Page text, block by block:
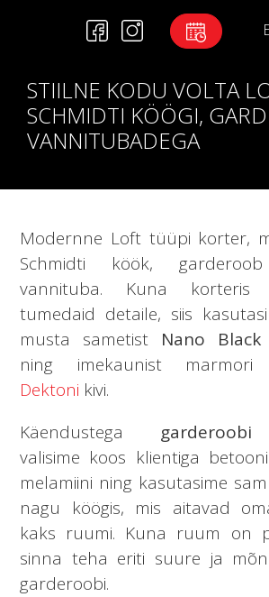
STIILNE KODU VOLTA
SCHMIDTI KÖÖGI,
VANNITUBADEGA
Modernne Loft tüüpi korter,
Schmidti köök,
vannituba. Kuna korteris
tumedaid detaile, siis
musta sametist Nano Black
ning imekaunist marmori
Dektoni kivi.
Käendustega garderoobi
valisime koos klientiga
melamiini ning kasutasime
nagu köögis, mis aitavad
kaks ruumi. Kuna ruum on
sinna teha eriti suure ja
garderoobi.